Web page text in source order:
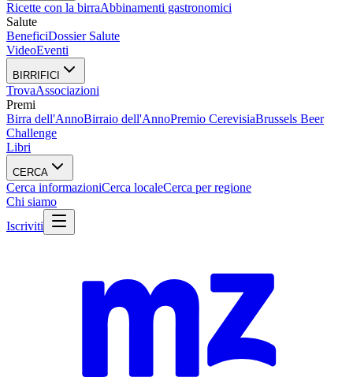
Ricette con la birraAbbinamenti gastronomici
Salute
BeneficiDossier Salute
VideoEventi
BIRRIFICI
TrovaAssociazioni
Premi
Birra dell'AnnoBirraio dell'AnnoPremio CerevisiaBrussels Beer
Challenge
Libri
CERCA
Cerca informazioniCerca localeCerca per regione
Chi siamo
Iscriviti